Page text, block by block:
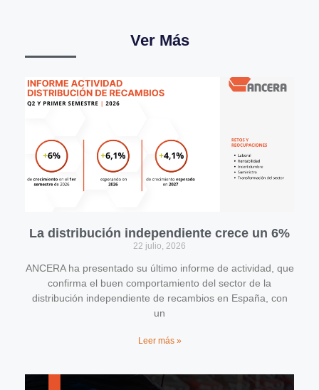
Ver Más
La distribución independiente crece un 6%
22 julio, 2026
ANCERA ha presentado su último informe de actividad, que
confirma el buen comportamiento del sector de la
distribución independiente de recambios en España, con
un
Leer más »